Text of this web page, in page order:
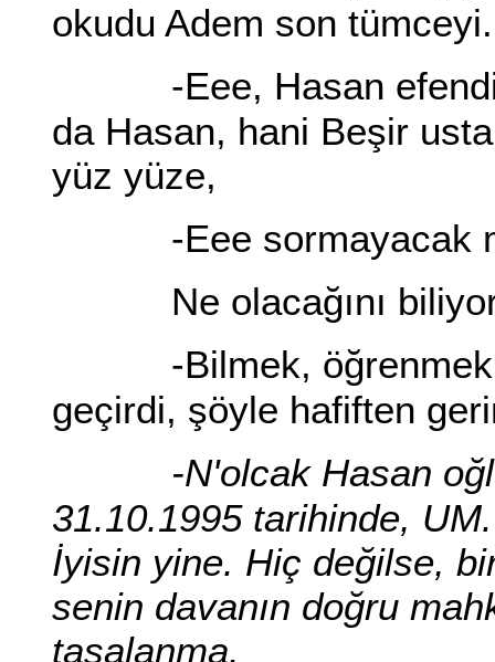
okudu Adem son
-Eee, Hasan
da Hasan, hani Beşir
yüz yüze,
-Eee sormayacak
Ne olacağını
-Bilmek,
geçirdi, şöyle hafiften
-N'olcak Hasan
31.10.1995 tarihinde,
İyisin yine. Hiç değilse,
senin davanın doğru
tasalanma.